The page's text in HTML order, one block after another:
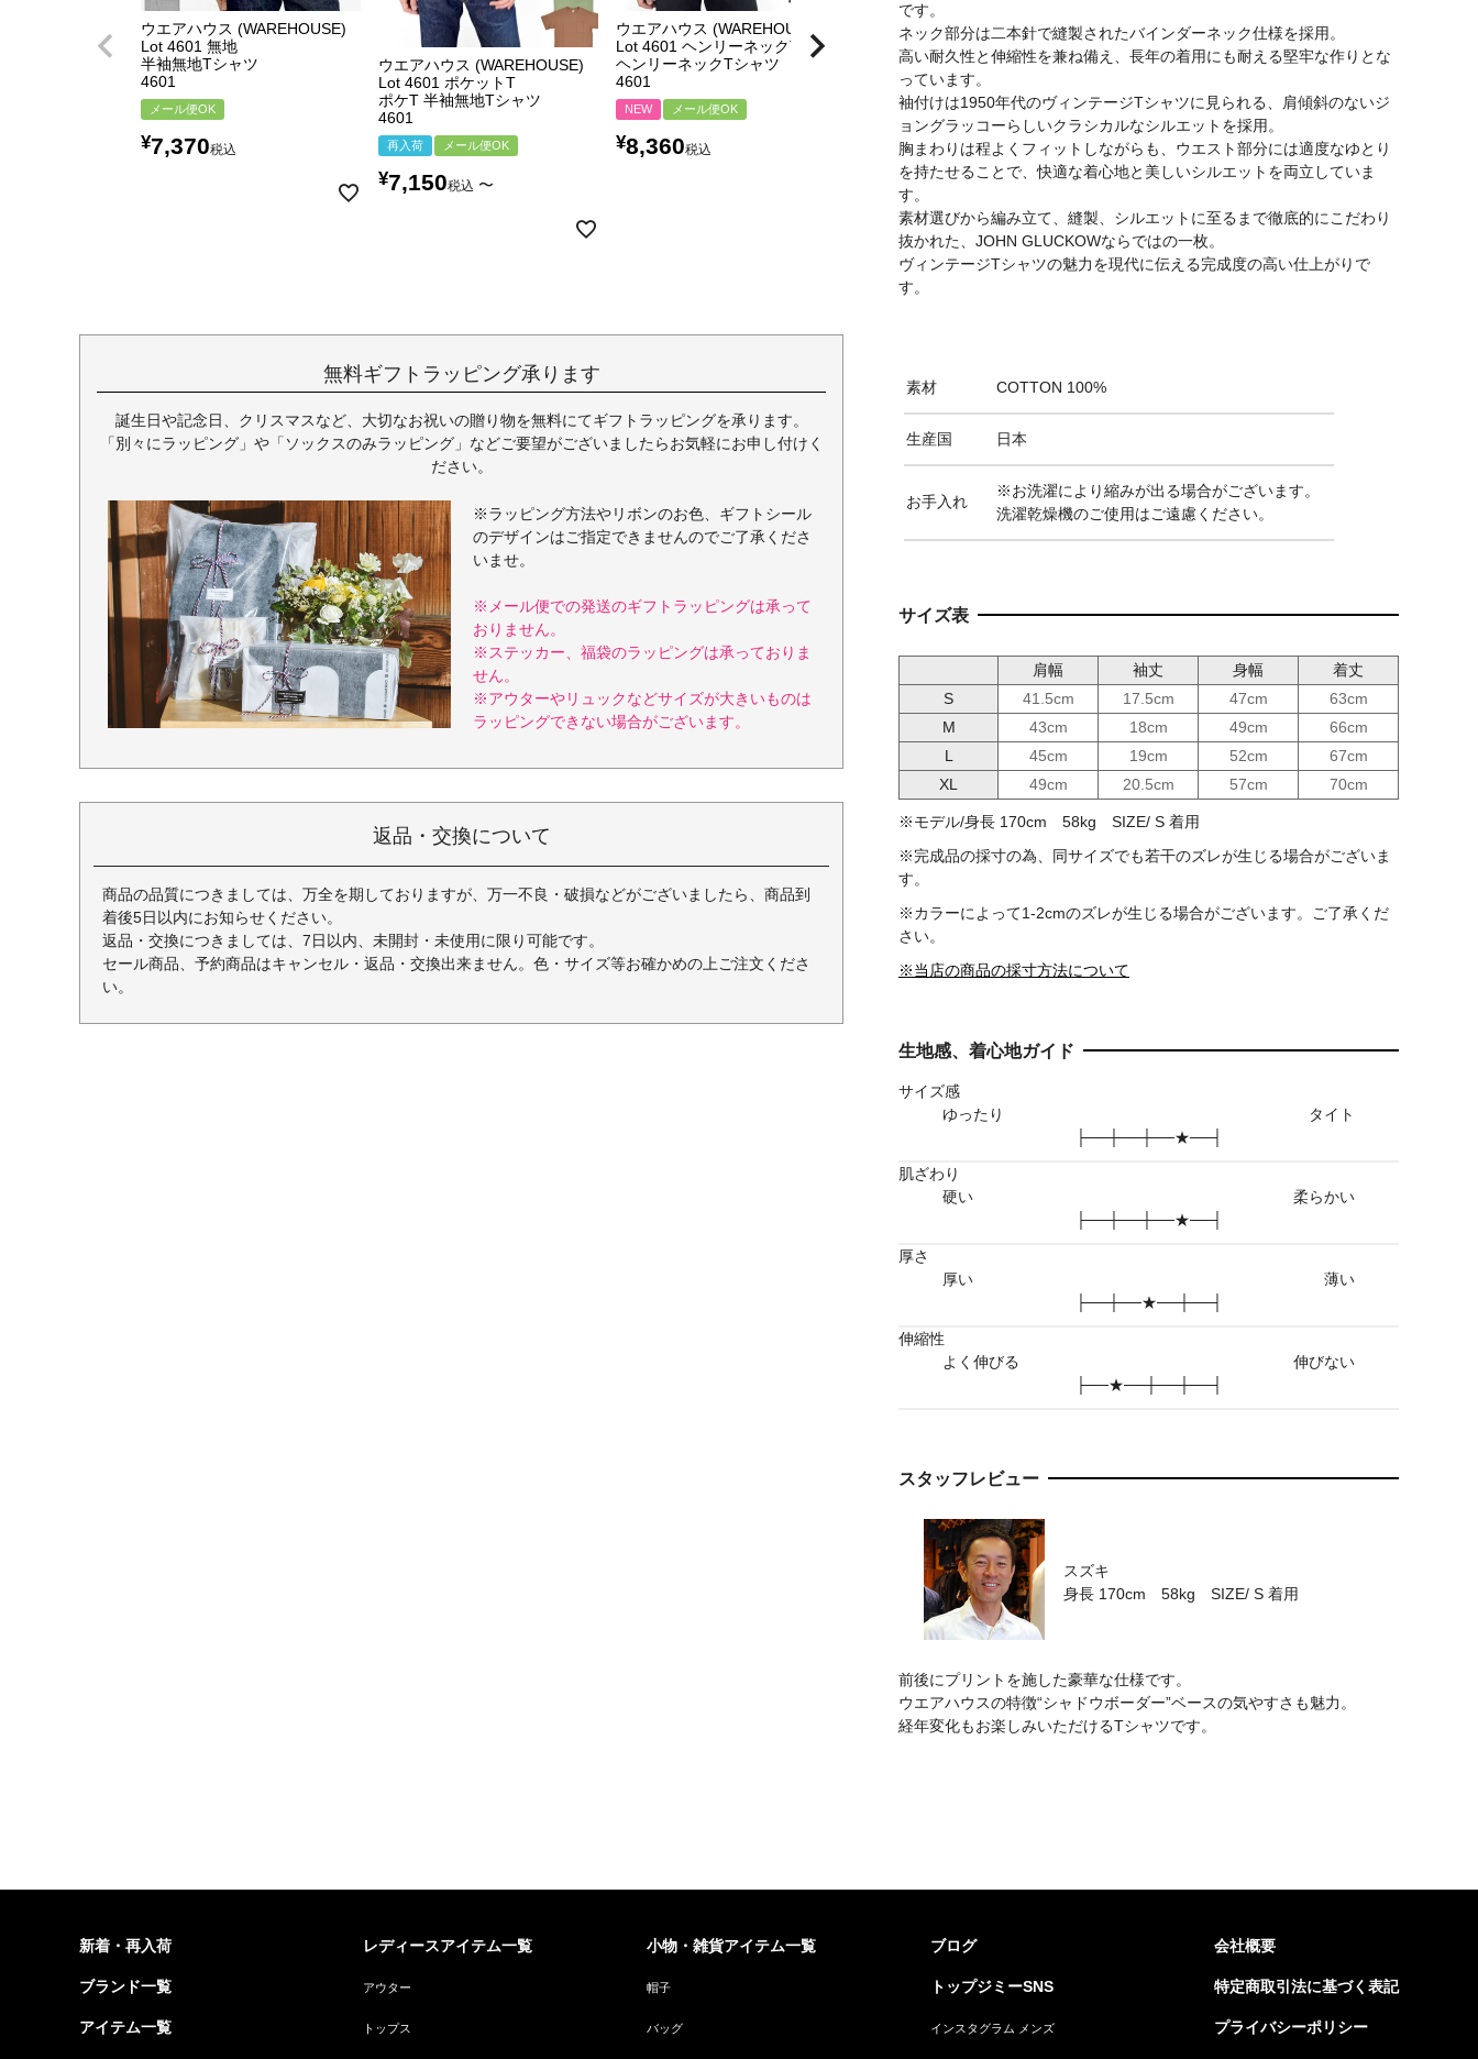
ウエアハウス (WAREHOUSE)
Lot 4601 無地
半袖無地Tシャツ
4601
メール便OK
¥7,370税込
ウエアハウス (WAREHOUSE)
Lot 4601 ポケットT
ポケT 半袖無地Tシャツ
4601
再入荷 メール便OK
¥7,150税込 〜
ウエアハウス (WAREHOUSE)
Lot 4601 ヘンリーネックT
ヘンリーネックTシャツ
4601
NEW メール便OK
¥8,360税込
ウエアハウス (WAREHOUSE)
Lot 4064 TURTOISE
半袖プリントTシャツ セコハン
メール便OK
7,370税込
フリーホイーラーズ
(FREEWHEELERS)
-G.O.A.T.-
Jersey
JET BLACK
PLUM CRAZY
半袖プリントTシャツ
2625005
¥12,100税込
McCOY)
PEANUTS TEE -
半袖プリントTシャ
ー ウッドストック
¥11,000
無料ギフトラッピング承ります
誕生日や記念日、クリスマスなど、大切なお祝いの贈り物を無料にてギフトラッピングを承ります。
「別々にラッピング」や「ソックスのみラッピング」などご要望がございましたらお気軽にお申し付けく
ださい。
※ラッピング方法やリボンのお色、ギフトシール
のデザインはご指定できませんのでご了承くださ
いませ。
※メール便での発送のギフトラッピングは承って
おりません。
※ステッカー、福袋のラッピングは承っておりま
せん。
※アウターやリュックなどサイズが大きいものは
ラッピングできない場合がございます。
返品・交換について
商品の品質につきましては、万全を期しておりますが、万一不良・破損などがございましたら、商品到
着後5日以内にお知らせください。
返品・交換につきましては、7日以内、未開封・未使用に限り可能です。
セール商品、予約商品はキャンセル・返品・交換出来ません。色・サイズ等お確かめの上ご注文くださ
い。
です。
ネック部分は二本針で縫製されたバインダーネック仕様を採用。
高い耐久性と伸縮性を兼ね備え、長年の着用にも耐える堅牢な作りとな
っています。
袖付けは1950年代のヴィンテージTシャツに見られる、肩傾斜のないジ
ョングラッコーらしいクラシカルなシルエットを採用。
胸まわりは程よくフィットしながらも、ウエスト部分には適度なゆとり
を持たせることで、快適な着心地と美しいシルエットを両立していま
す。
素材選びから編み立て、縫製、シルエットに至るまで徹底的にこだわり
抜かれた、JOHN GLUCKOWならではの一枚。
ヴィンテージTシャツの魅力を現代に伝える完成度の高い仕上がりで
す。
素材 COTTON 100%
生産国 日本
お手入れ
※お洗濯により縮みが出る場合がございます。
洗濯乾燥機のご使用はご遠慮ください。
サイズ表
肩幅 袖丈 身幅
着丈
S
41.5cm 17.5cm 47cm
63cm
M
43cm 18cm 49cm
66cm
L
45cm 19cm 52cm
67cm
XL
49cm 20.5cm 57cm 70cm
※モデル/身長 170cm 58kg SIZE/ S 着用
※完成品の採寸の為、同サイズでも若干のズレが生じる場合がございま
す。
※カラーによって1-2cmのズレが生じる場合がございます。ご了承くだ
さい。
※当店の商品の採寸方法について
生地感、着心地ガイド
サイズ感
ゆったり
タイト
├──┼──┼──★──┤
肌ざわり
硬い
柔らかい
├──┼──┼──★──┤
厚さ
厚い
薄い
├──┼──★──┼──┤
伸縮性
よく伸びる
伸びない
├──★──┼──┼──┤
スタッフレビュー
スズキ
身長 170cm 58kg SIZE/ S 着用
前後にプリントを施した豪華な仕様です。
ウエアハウスの特徴“シャドウボーダー”ベースの気やすさも魅力。
経年変化もお楽しみいただけるTシャツです。
新着・再入荷
ブランド一覧
アイテム一覧
レディースアイテム一覧
アウター
トップス
小物・雑貨アイテム一覧
帽子
バッグ
ブログ
トップジミーSNS
インスタグラム メンズ
会社概要
特定商取引法に基づく表記
プライバシーポリシー